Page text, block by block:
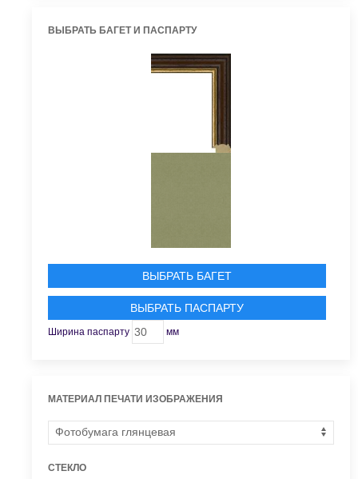
ВЫБРАТЬ БАГЕТ И ПАСПАРТУ
ВЫБРАТЬ БАГЕТ
ВЫБРАТЬ ПАСПАРТУ
Ширина паспарту мм
МАТЕРИАЛ ПЕЧАТИ ИЗОБРАЖЕНИЯ
СТЕКЛО